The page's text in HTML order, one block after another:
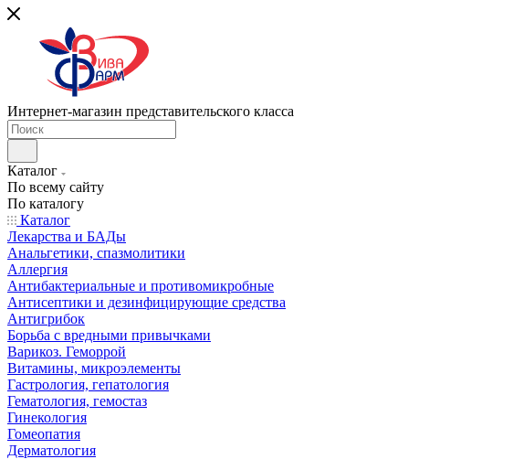
Интернет-магазин представительского класса
Каталог
По всему сайту
По каталогу
Каталог
Лекарства и БАДы
Анальгетики, спазмолитики
Аллергия
Антибактериальные и противомикробные
Антисептики и дезинфицирующие средства
Антигрибок
Борьба с вредными привычками
Варикоз. Геморрой
Витамины, микроэлементы
Гастрология, гепатология
Гематология, гемостаз
Гинекология
Гомеопатия
Дерматология